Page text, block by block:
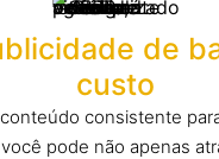
de
custo
consistente
pode não apenas